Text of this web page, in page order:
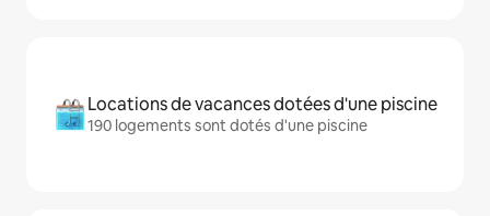
Locations de vacances dotées d'une piscine
190 logements sont dotés d'une piscine